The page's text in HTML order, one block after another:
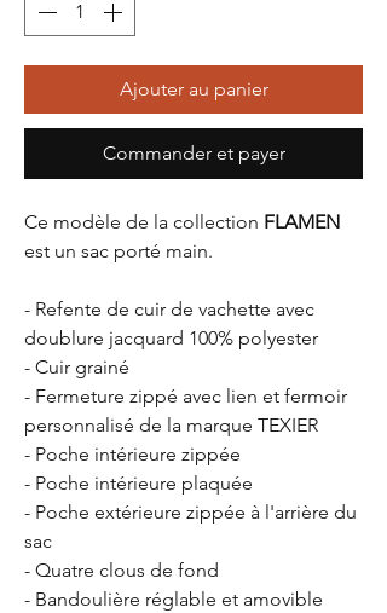
Ajouter au panier
Commander et payer
Ce modèle de la collection FLAMEN
est un sac porté main.
- Refente de cuir de vachette avec
doublure jacquard 100% polyester
- Cuir grainé
- Fermeture zippé avec lien et fermoir
personnalisé de la marque TEXIER
- Poche intérieure zippée
- Poche intérieure plaquée
- Poche extérieure zippée à l'arrière du
sac
- Quatre clous de fond
- Bandoulière réglable et amovible